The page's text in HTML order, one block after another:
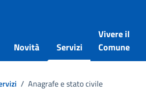
Novità Servizi
Vivere il
Comune
/ Anagrafe e stato civile